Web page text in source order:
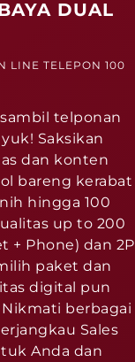
DUAL
LINE TELEPON 100
telponan
Saksikan
dan konten
bareng kerabat
hingga 100
up to 200
+ Phone) dan 2P
paket dan
digital pun
berbagai
Sales
Anda dan